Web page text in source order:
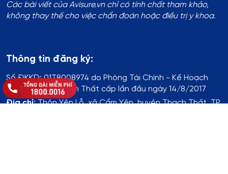
Các bài viết của Avisure.vn chỉ có tính chất tham khảo,
không thay thế cho việc chẩn đoán hoặc điều trị y khoa.
Thông tin đăng ký:
Số ĐKKD:01T8008974 do Phòng Tài Chính - Kế Hoạch
UBND Huyện Thạch Thất cấp lần đầu ngày 14/8/2017
Địa chỉ:Thôn Yên Lỗ, xã Cẩm Yên, huyện Thạch Thất, TP.